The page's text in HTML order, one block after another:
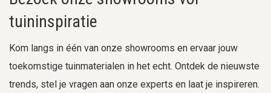
tuininspiratie
Kom langs in één van onze showrooms en ervaar jouw
toekomstige tuinmaterialen in het echt. Ontdek de nieuwste
trends, stel je vragen aan onze experts en laat je inspireren.